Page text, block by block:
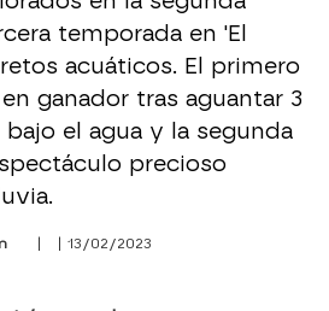
temporada en 'El
acuáticos. El primero
ganador tras aguantar 3
el agua y la segunda
precioso
| | 13/02/2023